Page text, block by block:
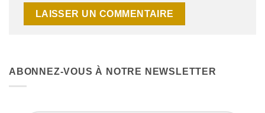
ABONNEZ-VOUS À NOTRE NEWSLETTER